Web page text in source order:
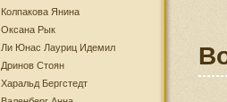
Колпакова Янина
Оксана Рык
Ли Юнас Лауриц Идемил
Дринов Стоян
Харальд Бергстедт